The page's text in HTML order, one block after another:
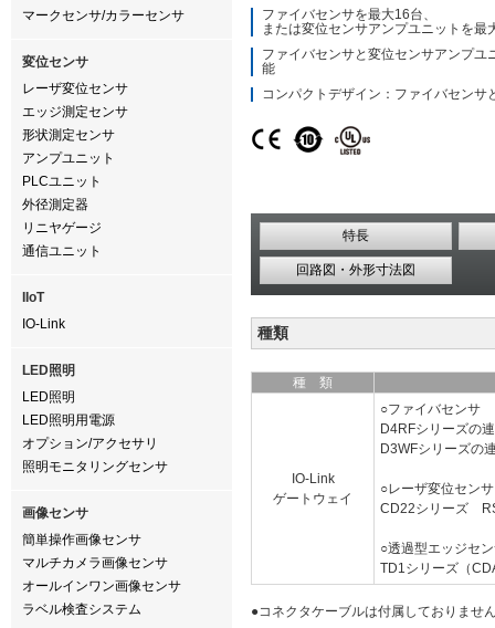
マークセンサ/カラーセンサ
変位センサ
レーザ変位センサ
エッジ測定センサ
形状測定センサ
アンプユニット
PLCユニット
外径測定器
リニヤゲージ
通信ユニット
IIoT
IO-Link
LED照明
LED照明
LED照明用電源
オプション/アクセサリ
照明モニタリングセンサ
画像センサ
簡単操作画像センサ
マルチカメラ画像センサ
オールインワン画像センサ
ラベル検査システム
ファイバセンサを最大16台、
または変位センサアンプユニットを最
ファイバセンサと変位センサアンプユ
能
コンパクトデザイン：ファイバセンサ
特長
回路図・外形寸法図
種類
種 類
IO-Link
ゲートウェイ
○ファイバセンサ
D4RFシリーズの
D3WFシリーズの
○レーザ変位センサ
CD22シリーズ
○透過型エッジセ
TD1シリーズ（
●コネクタケーブルは付属しておりませ